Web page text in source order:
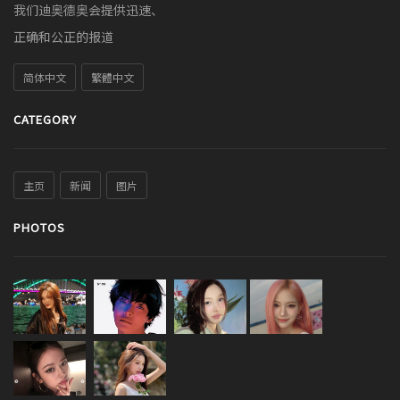
我们迪奥德奥会提供迅速、
正确和公正的报道
简体中文 繁體中文
CATEGORY
主页 新闻 图片
PHOTOS